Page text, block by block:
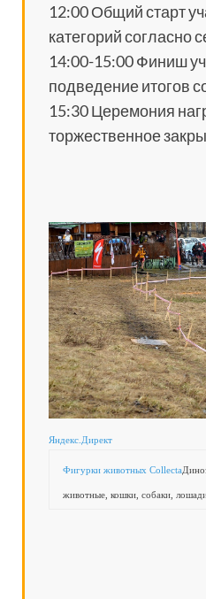
12:00 Общий старт
категорий согласно
14:00-15:00 Финиш
подведение итогов
15:30 Церемония
торжественное
Яндекс.Директ
Фигурки животных Collecta
животные, кошки, собаки,